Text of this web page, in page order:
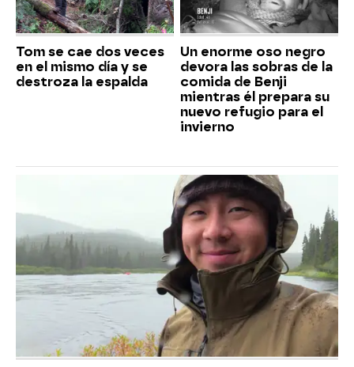
Tom se cae dos veces
en el mismo día y se
destroza la espalda
Un enorme oso negro
devora las sobras de la
comida de Benji
mientras él prepara su
nuevo refugio para el
invierno